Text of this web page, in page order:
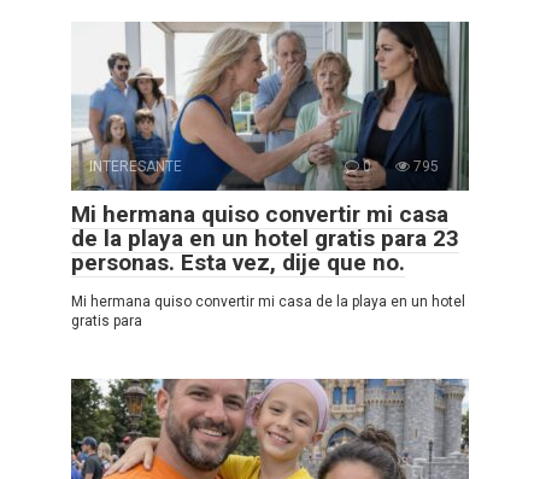
INTERESANTE 0 795
Mi hermana quiso convertir mi casa
de la playa en un hotel gratis para 23
personas. Esta vez, dije que no.
Mi hermana quiso convertir mi casa de la playa en un hotel
gratis para